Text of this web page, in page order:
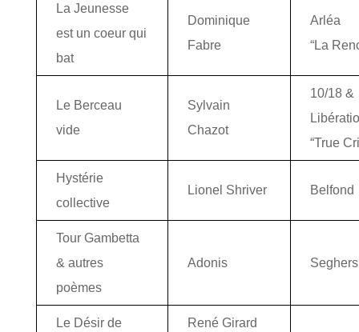
La Jeunesse
est un coeur qui
bat
Dominique
Fabre
Arléa
“La
Le Berceau
vide
Sylvain
Chazot
10/18 &
“True
Hystérie
collective
Lionel Shriver Belfond
Tour Gambetta
& autres
poèmes
Adonis Seghers
Le Désir de
René Girard